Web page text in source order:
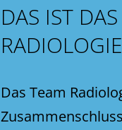
DAS IST
Das Team